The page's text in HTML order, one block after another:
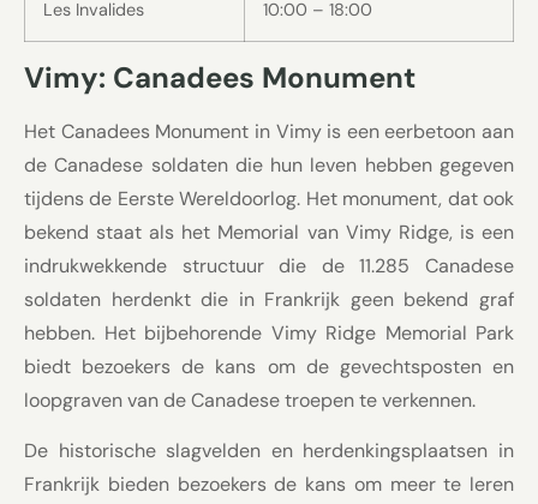
Les Invalides 10:00 – 18:00
Vimy: Canadees Monument
Het Canadees Monument in Vimy is een eerbetoon aan
de Canadese soldaten die hun leven hebben gegeven
tijdens de Eerste Wereldoorlog. Het monument, dat ook
bekend staat als het Memorial van Vimy Ridge, is een
indrukwekkende structuur die de 11.285 Canadese
soldaten herdenkt die in Frankrijk geen bekend graf
hebben. Het bijbehorende Vimy Ridge Memorial Park
biedt bezoekers de kans om de gevechtsposten en
loopgraven van de Canadese troepen te verkennen.
De historische slagvelden en herdenkingsplaatsen in
Frankrijk bieden bezoekers de kans om meer te leren